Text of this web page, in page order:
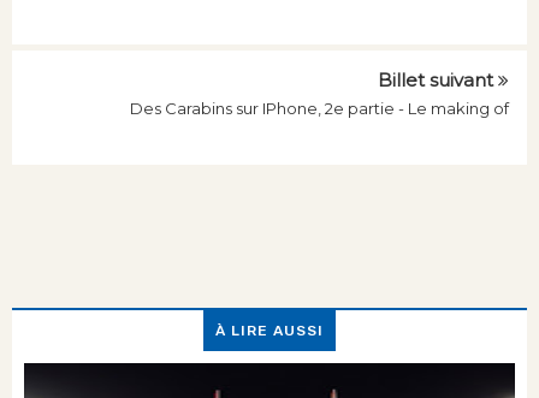
Billet suivant
Des Carabins sur IPhone, 2e partie - Le making of
À LIRE AUSSI